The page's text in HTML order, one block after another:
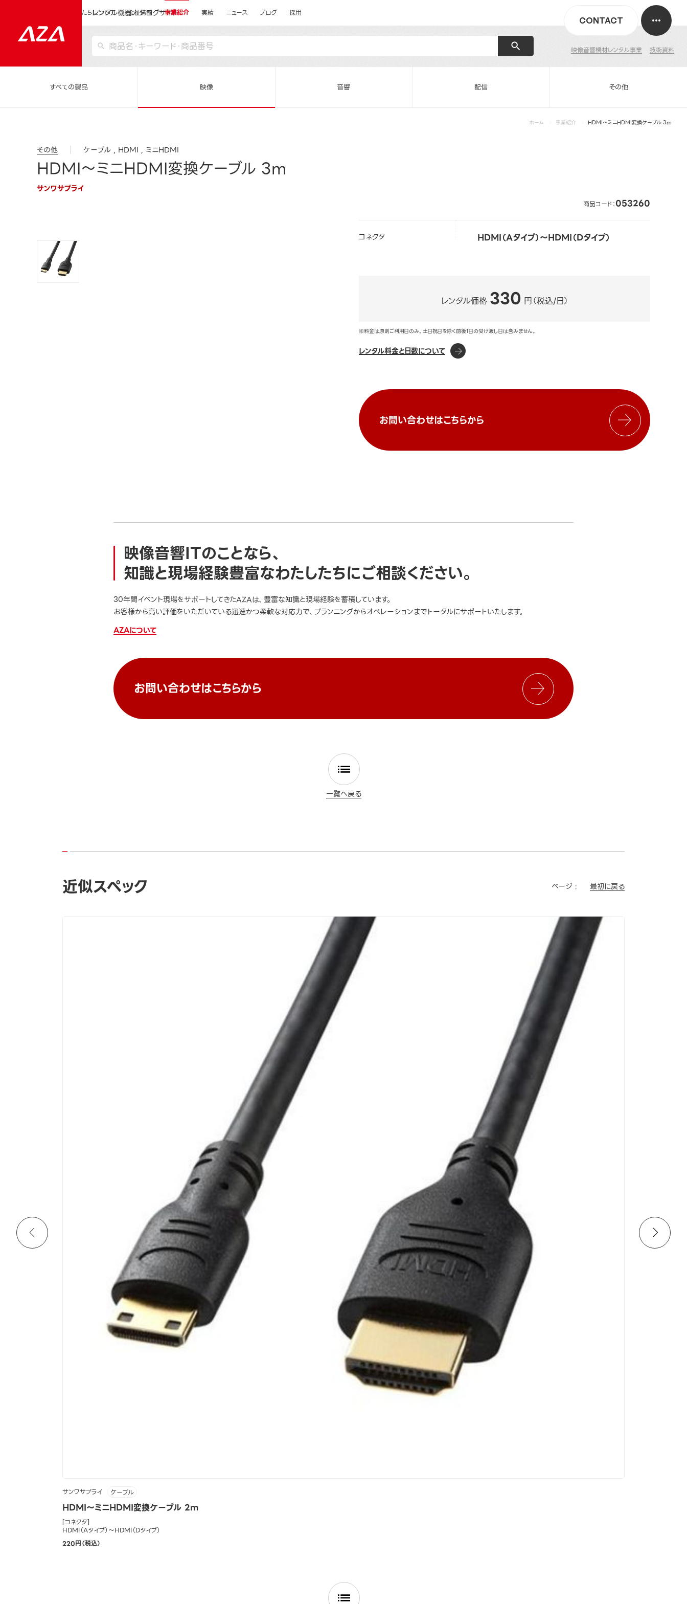
レンタル機器カタログサイト
映像音響機材レンタル事業 技術資料
CONTACT
私たちについて 会社情報 事業紹介 実績 ニュース ブログ 採用
すべての製品 映像 音響 配信 その他
ホーム 事業紹介 HDMI～ミニHDMI変換ケーブル 3m
その他 ケーブル HDMI ミニHDMI
HDMI～ミニHDMI変換ケーブル 3m
サンワサプライ
商品コード：053260
コネクタ HDMI（Aタイプ）～HDMI（Dタイプ）
レンタル価格 330 円（税込/日）
※料金は原則ご利用日のみ。土日祝日を除く前後1日の受け渡し日は含みません。
レンタル料金と日数について
お問い合わせはこちらから
映像音響ITのことなら、
知識と現場経験豊富なわたしたちにご相談ください。
30年間イベント現場をサポートしてきたAZAは、豊富な知識と現場経験を蓄積しています。
お客様から高い評価をいただいている迅速かつ柔軟な対応力で、プランニングからオペレーションまでトータルにサポートいたします。
AZAについて
お問い合わせはこちらから
一覧へ戻る
近似スペック ページ : 最初に戻る
サンワサプライ ケーブル
HDMI～ミニHDMI変換ケーブル 2m
[コネクタ]
HDMI（Aタイプ）～HDMI（Dタイプ）
220円（税込）